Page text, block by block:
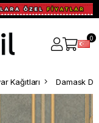
0
Kağıtları Damask